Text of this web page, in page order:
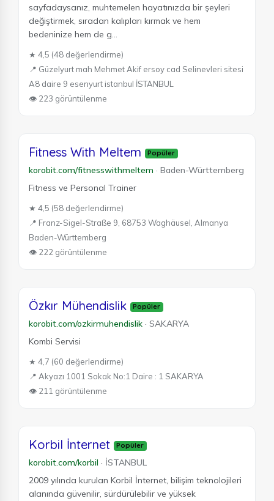
sayfadaysanız, muhtemelen hayatınızda bir şeyleri
değiştirmek, sıradan kalıpları kırmak ve hem
bedeninize hem de g...
★ 4,5 (48 değerlendirme)
📍 Güzelyurt mah Mehmet Akif ersoy cad Selinevleri sitesi
A8 daire 9 esenyurt istanbul İSTANBUL
👁 223 görüntülenme
Fitness With Meltem Popüler
korobit.com/fitnesswithmeltem · Baden-Württemberg
Fitness ve Personal Trainer
★ 4,5 (58 değerlendirme)
📍 Franz-Sigel-Straße 9, 68753 Waghäusel, Almanya
Baden-Württemberg
👁 222 görüntülenme
Özkır Mühendislik Popüler
korobit.com/ozkirmuhendislik · SAKARYA
Kombi Servisi
★ 4,7 (60 değerlendirme)
📍 Akyazı 1001 Sokak No:1 Daire : 1 SAKARYA
👁 211 görüntülenme
Korbil İnternet Popüler
korobit.com/korbil · İSTANBUL
2009 yılında kurulan Korbil İnternet, bilişim teknolojileri
alanında güvenilir, sürdürülebilir ve yüksek